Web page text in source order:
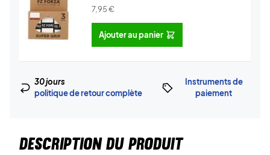
7,95€
Ajouter au panier
30 jours
politique de retour complète
Instruments de
paiement
DESCRIPTION DU PRODUIT